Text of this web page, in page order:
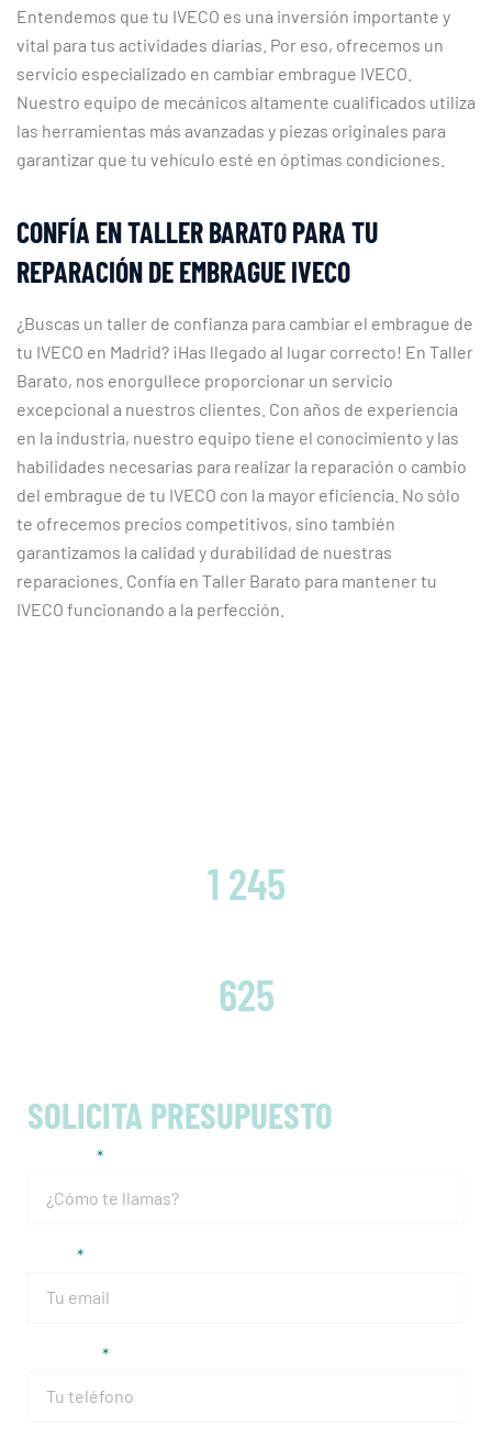
Entendemos que tu IVECO es una inversión importante y
vital para tus actividades diarias. Por eso, ofrecemos un
servicio especializado en cambiar embrague IVECO.
Nuestro equipo de mecánicos altamente cualificados utiliza
las herramientas más avanzadas y piezas originales para
garantizar que tu vehículo esté en óptimas condiciones.
CONFÍA EN TALLER BARATO PARA TU
REPARACIÓN DE EMBRAGUE IVECO
¿Buscas un taller de confianza para cambiar el embrague de
tu IVECO en Madrid? ¡Has llegado al lugar correcto! En Taller
Barato, nos enorgullece proporcionar un servicio
excepcional a nuestros clientes. Con años de experiencia
en la industria, nuestro equipo tiene el conocimiento y las
habilidades necesarias para realizar la reparación o cambio
del embrague de tu IVECO con la mayor eficiencia. No sólo
te ofrecemos precios competitivos, sino también
garantizamos la calidad y durabilidad de nuestras
reparaciones. Confía en Taller Barato para mantener tu
IVECO funcionando a la perfección.
SOLICITA PRESUPUESTO
1 245
625